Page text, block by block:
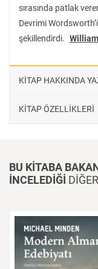
sırasında patlak
Devrimi
şekillendirdi. William
KİTAP HAKKINDA
KİTAP ÖZELLİKLERİ
BU KİTABA
İNCELEDİĞİ